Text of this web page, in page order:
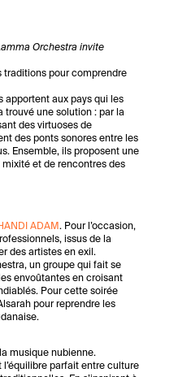
Orchestra invite
pour comprendre
apportent aux pays qui les
trouvé une solution : par la
des virtuoses de
des ponts sonores entre les
Ensemble, ils proposent une
et de rencontres des
ADAM. Pour l’occasion,
issus de la
des artistes en exil.
un groupe qui fait se
envoûtantes en croisant
Pour cette soirée
pour reprendre les
musique nubienne.
parfait entre culture